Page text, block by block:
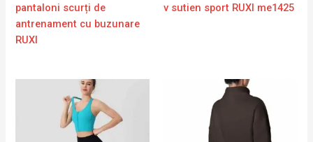
pantaloni scurți de
antrenament cu buzunare
RUXI
v sutien sport RUXI me1425